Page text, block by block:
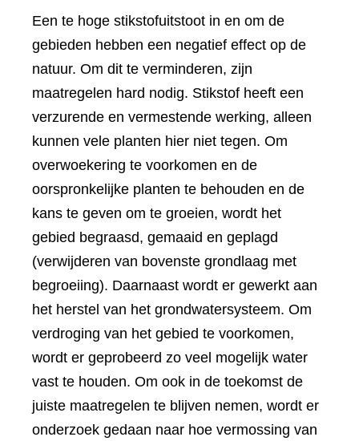
Een te hoge stikstofuitstoot in en om de
gebieden hebben een negatief effect op de
natuur. Om dit te verminderen, zijn
maatregelen hard nodig. Stikstof heeft een
verzurende en vermestende werking, alleen
kunnen vele planten hier niet tegen. Om
overwoekering te voorkomen en de
oorspronkelijke planten te behouden en de
kans te geven om te groeien, wordt het
gebied begraasd, gemaaid en geplagd
(verwijderen van bovenste grondlaag met
begroeiing). Daarnaast wordt er gewerkt aan
het herstel van het grondwatersysteem. Om
verdroging van het gebied te voorkomen,
wordt er geprobeerd zo veel mogelijk water
vast te houden. Om ook in de toekomst de
juiste maatregelen te blijven nemen, wordt er
onderzoek gedaan naar hoe vermossing van